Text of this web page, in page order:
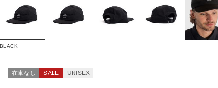
BLACK
在庫なし SALE UNISEX